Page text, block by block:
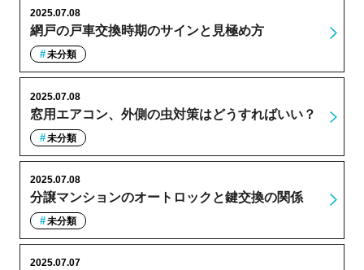
網戸の戸車交換時期のサインと見極め方
2025.07.08
未分類
窓用エアコン、外側の虫対策はどうすればいい？
2025.07.08
未分類
分譲マンションのオートロックと鍵交換の関係
2025.07.08
未分類
2025.07.07